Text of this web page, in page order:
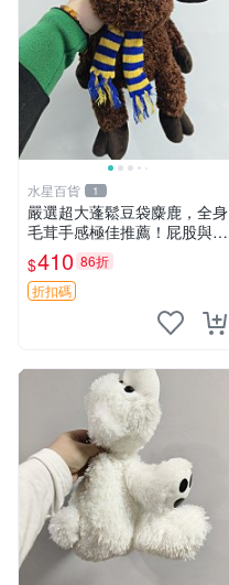
水星百貨 1
嚴選超大蓬鬆豆袋麋鹿，全身
毛茸手感極佳推薦！屁股與四
肢填充均勻，適合收藏與孩童
共賞。 麋鹿 豆袋 毛茸玩具
$410 86折
折扣碼